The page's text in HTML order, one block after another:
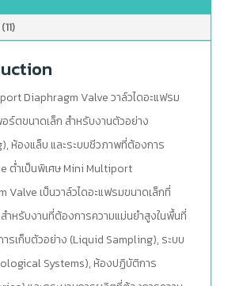
Diaphragm Valve วาล์วไดอะแฟรม
ร์ตขนาดเล็ก สำหรับงานตัวอย่าง
ห้องแล็บ และระบบชีวภาพที่ต้องการ
ต่ำเป็นพิเศษ Mini Multiport
Valve เป็นวาล์วไดอะแฟรมขนาดเล็กที่
ำหรับงานที่ต้องการความแม่นยำสูงในพื้นที่
ารเก็บตัวอย่าง (Liquid Sampling), ระบบ
Systems), ห้องปฏิบัติการ